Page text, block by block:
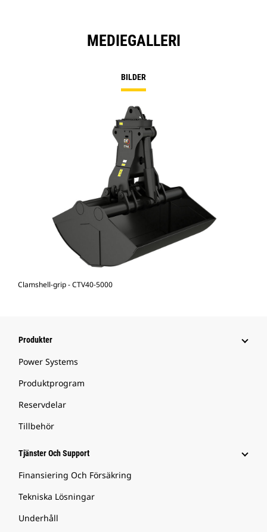
MEDIEGALLERI
BILDER
Clamshell-grip - CTV40-5000
Produkter
Power Systems
Produktprogram
Reservdelar
Tillbehör
Tjänster Och Support
Finansiering Och Försäkring
Tekniska Lösningar
Underhåll